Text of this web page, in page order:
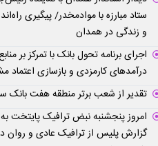
ستاد مبارزه با موادمخدر/ پیگیری
و زندگی در همدان
اجرای برنامه تحول بانک با تمرکز بر
درآمدهای کارمزدی و بازسازی اعتماد
تقدیر از شعب برتر منطقه هفت بانک
امروز پنجشنبه نبض ترافیک پایتخت
گزارش پلیس از ترافیک عادی و روان